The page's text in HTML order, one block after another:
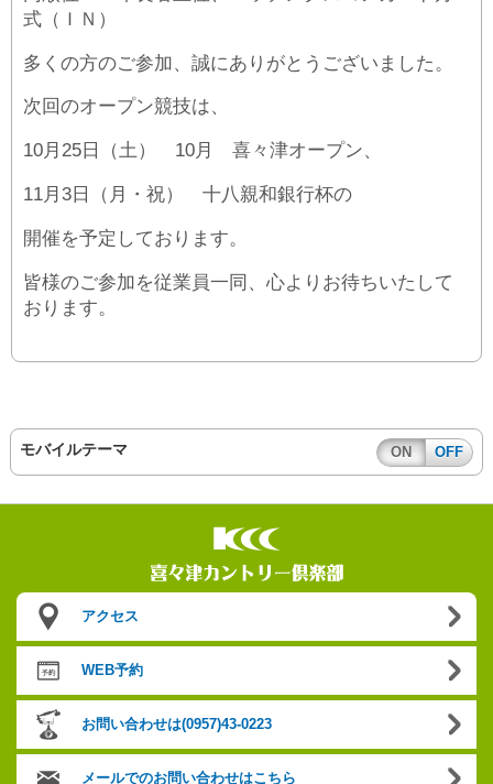
式（ＩＮ）
多くの方のご参加、誠にありがとうございました。
次回のオープン競技は、
10月25日（土） 10月 喜々津オープン、
11月3日（月・祝） 十八親和銀行杯の
開催を予定しております。
皆様のご参加を従業員一同、心よりお待ちいたして
おります。
モバイルテーマ ON OFF
アクセス
WEB予約
お問い合わせは(0957)43-0223
メールでのお問い合わせはこちら